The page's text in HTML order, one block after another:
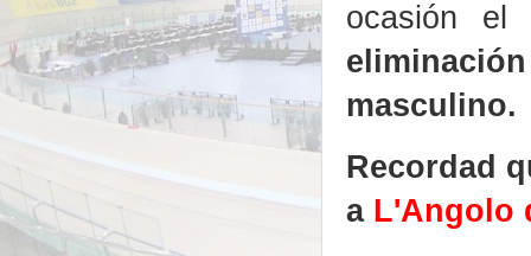
ocasión
masculino.
Recordad
a L'Angolo